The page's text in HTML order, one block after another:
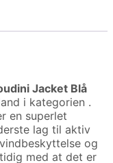
Jacket Blå
i kategorien .
en superlet
lag til aktiv
og
med at det er